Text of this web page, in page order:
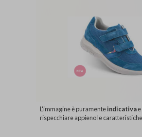
L'immagine è puramenteindicativa
rispecchiare appieno le